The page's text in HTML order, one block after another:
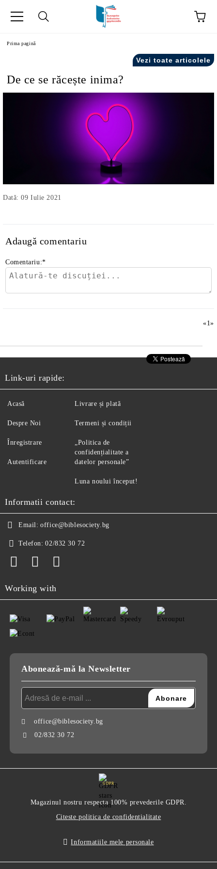
Prima pagină
Vezi toate articolele
De ce se răcește inima?
Dată: 09 Iulie 2021
Adaugă comentariu
Comentariu:*
«1»
Link-uri rapide:
Acasă
Despre Noi
Înregistrare
Autentificare
Livrare și plată
Termeni și condiții
„Politica de
confidențialitate a
datelor personale”
Luna noului început!
Informatii contact:
Email: office@biblesociety.bg
Telefon: 02/832 30 72
Working with
Abonează-mă la Newsletter
office@biblesociety.bg
02/832 30 72
GDPR
Magazinul nostru respecta 100% prevederile GDPR.
Citeste politica de confidentialitate
Informatiile mele personale